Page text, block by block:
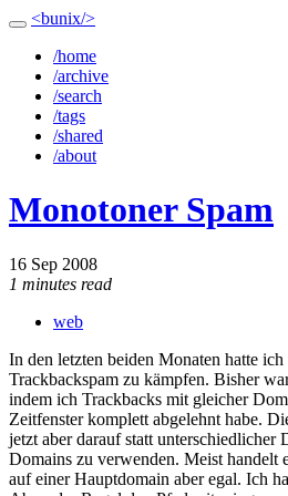
<bunix/>
/home
/archive
/search
/tags
/shared
/about
Monotoner Spam
16 Sep 2008
1 minutes read
web
In den letzten beiden Monaten hatte
Trackbackspam zu kämpfen. Bisher
indem ich Trackbacks mit gleicher
Zeitfenster komplett abgelehnt habe.
jetzt aber darauf statt unterschiedlicher
Domains zu verwenden. Meist handelt
auf einer Hauptdomain aber egal. Ich